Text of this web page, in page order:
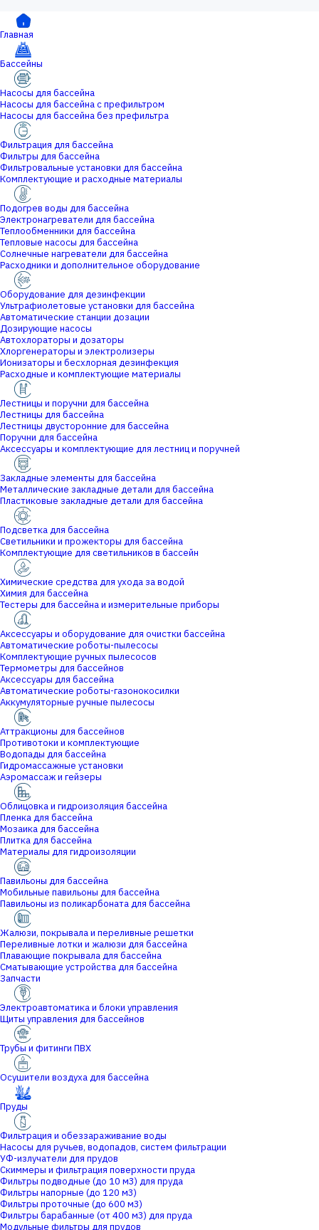
Главная
Бассейны
Насосы для бассейна
Насосы для бассейна с префильтром
Насосы для бассейна без префильтра
Фильтрация для бассейна
Фильтры для бассейна
Фильтровальные установки для бассейна
Комплектующие и расходные материалы
Подогрев воды для бассейна
Электронагреватели для бассейна
Теплообменники для бассейна
Тепловые насосы для бассейна
Солнечные нагреватели для бассейна
Расходники и дополнительное оборудование
Оборудование для дезинфекции
Ультрафиолетовые установки для бассейна
Автоматические станции дозации
Дозирующие насосы
Автохлораторы и дозаторы
Хлоргенераторы и электролизеры
Ионизаторы и бесхлорная дезинфекция
Расходные и комплектующие материалы
Лестницы и поручни для бассейна
Лестницы для бассейна
Лестницы двусторонние для бассейна
Поручни для бассейна
Аксессуары и комплектующие для лестниц и поручней
Закладные элементы для бассейна
Металлические закладные детали для бассейна
Пластиковые закладные детали для бассейна
Подсветка для бассейна
Светильники и прожекторы для бассейна
Комплектующие для светильников в бассейн
Химические средства для ухода за водой
Химия для бассейна
Тестеры для бассейна и измерительные приборы
Аксессуары и оборудование для очистки бассейна
Автоматические роботы-пылесосы
Комплектующие ручных пылесосов
Термометры для бассейнов
Аксессуары для бассейна
Автоматические роботы-газонокосилки
Аккумуляторные ручные пылесосы
Аттракционы для бассейнов
Противотоки и комплектующие
Водопады для бассейна
Гидромассажные установки
Аэромассаж и гейзеры
Облицовка и гидроизоляция бассейна
Пленка для бассейна
Мозаика для бассейна
Плитка для бассейна
Материалы для гидроизоляции
Павильоны для бассейна
Мобильные павильоны для бассейна
Павильоны из поликарбоната для бассейна
Жалюзи, покрывала и переливные решетки
Переливные лотки и жалюзи для бассейна
Плавающие покрывала для бассейна
Сматывающие устройства для бассейна
Запчасти
Электроавтоматика и блоки управления
Щиты управления для бассейнов
Трубы и фитинги ПВХ
Осушители воздуха для бассейна
Пруды
Фильтрация и обеззараживание воды
Насосы для ручьев, водопадов, систем фильтрации
УФ-излучатели для прудов
Скиммеры и фильтрация поверхности пруда
Фильтры подводные (до 10 м3) для пруда
Фильтры напорные (до 120 м3)
Фильтры проточные (до 600 м3)
Фильтры барабанные (от 400 м3) для пруда
Модульные фильтры для прудов